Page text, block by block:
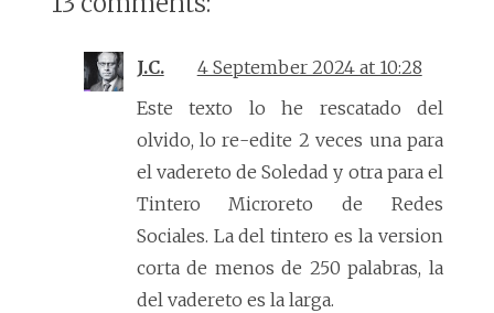
J.C.
4 September 2024 at 10:28
Este texto lo he rescatado del
olvido, lo re-edite 2 veces una para
el vadereto de Soledad y otra para el
Tintero Microreto de Redes
Sociales. La del tintero es la version
corta de menos de 250 palabras, la
del vadereto es la larga.